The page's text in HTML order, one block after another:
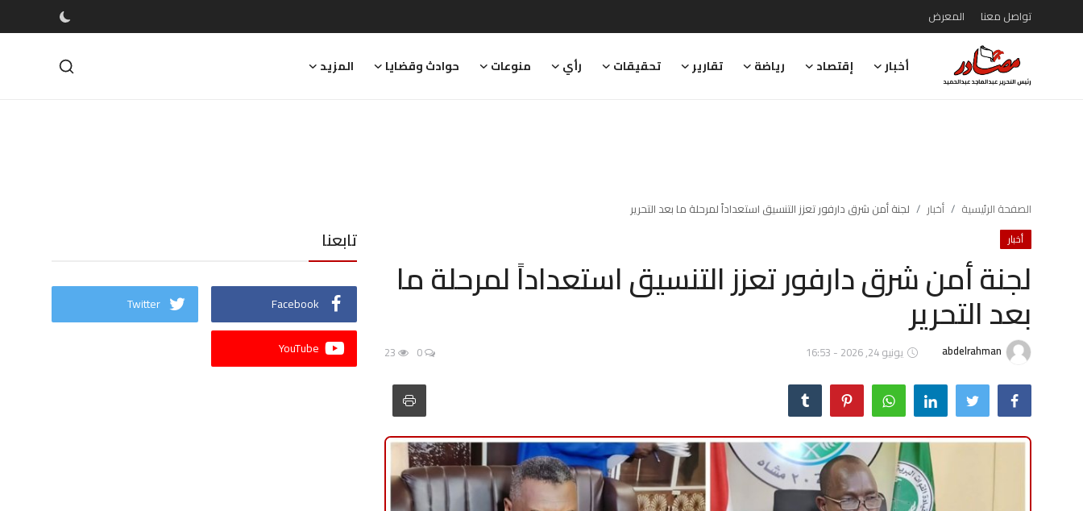
تواصل معنا المعرض
أخبار إقتصاد رياضة تقارير تحقيقات رأي منوعات حوادث وقضايا المزيد
تحقيقات
حوادث وقضايا
الصفحة الرئيسية أخبار لجنة أمن شرق دارفور تعزز التنسيق استعداداً لمرحلة ما بعد التحرير
أخبار
لجنة أمن شرق دارفور تعزز التنسيق استعداداً لمرحلة ما
بعد التحرير
abdelrahman يونيو 24, 2026 - 16:53 0
23
تابعنا
Facebook
Twitter
YouTube